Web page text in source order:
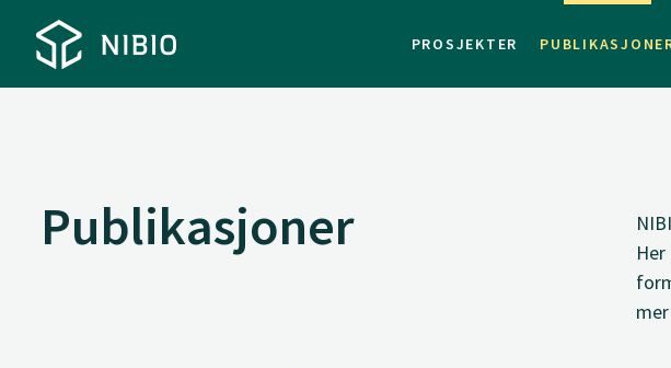
PROSJEKTER
Publikasjoner